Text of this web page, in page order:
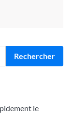
Rechercher
le